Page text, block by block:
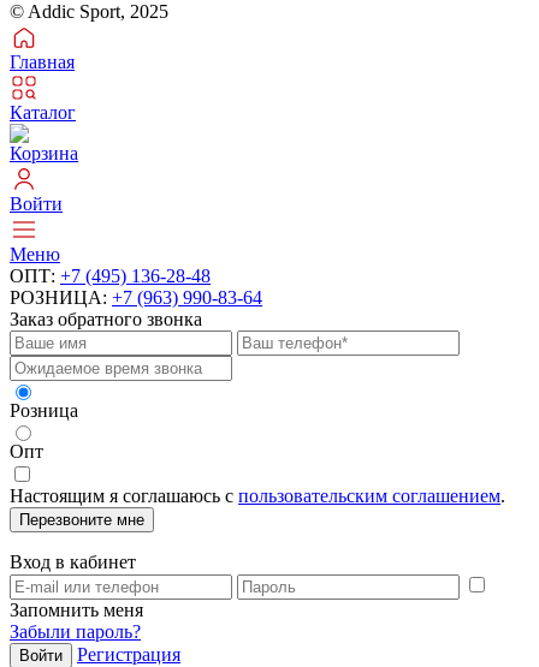
© Addic Sport, 2025
Главная
Каталог
Корзина
Войти
Меню
ОПТ: +7 (495) 136-28-48
РОЗНИЦА: +7 (963) 990-83-64
Заказ обратного звонка
Розница
Опт
Настоящим я соглашаюсь с пользовательским соглашением.
Перезвоните мне
Вход в кабинет
Запомнить меня
Забыли пароль?
Войти Регистрация